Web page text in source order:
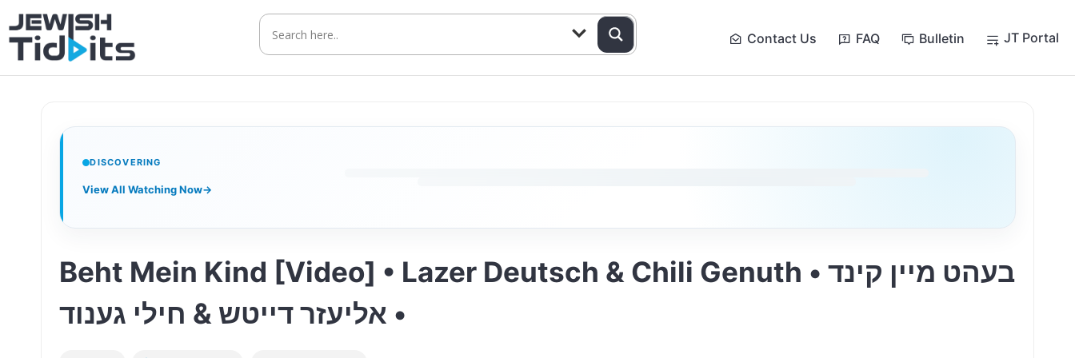
Skip
to
content
Contact Us FAQ Bulletin JT Portal
DISCOVERING
View All Watching Now→
Beht Mein Kind [Video] • Lazer Deutsch & Chili Genuth • בעהט מיין קינד
• אליעזר דייטש & חילי גענוד